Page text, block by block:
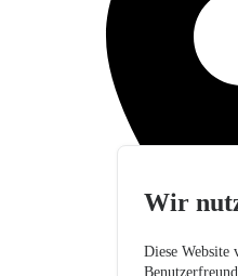
Wir
Diese Website